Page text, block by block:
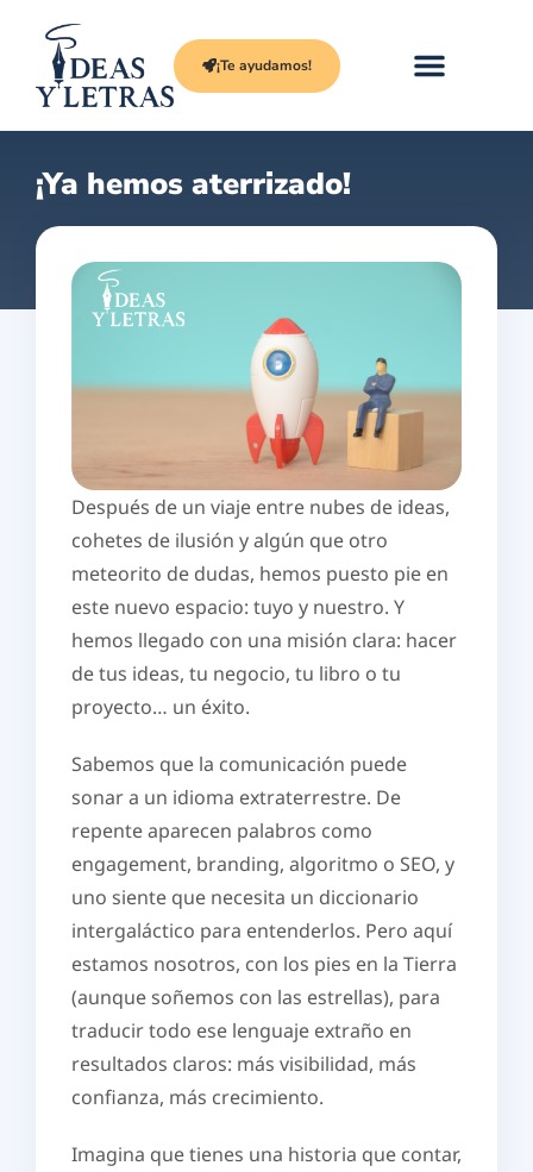
¡Te ayudamos!
¡Ya hemos aterrizado!
Después de un viaje entre nubes de ideas,
cohetes de ilusión y algún que otro
meteorito de dudas, hemos puesto pie en
este nuevo espacio: tuyo y nuestro. Y
hemos llegado con una misión clara: hacer
de tus ideas, tu negocio, tu libro o tu
proyecto… un éxito.
Sabemos que la comunicación puede
sonar a un idioma extraterrestre. De
repente aparecen palabros como
engagement, branding, algoritmo o SEO, y
uno siente que necesita un diccionario
intergaláctico para entenderlos. Pero aquí
estamos nosotros, con los pies en la Tierra
(aunque soñemos con las estrellas), para
traducir todo ese lenguaje extraño en
resultados claros: más visibilidad, más
confianza, más crecimiento.
Imagina que tienes una historia que contar,